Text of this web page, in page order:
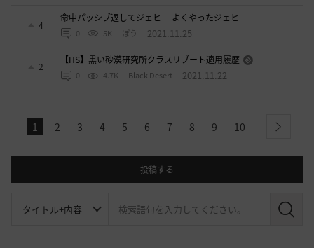
4
命中パッシブ返してジェヒ よくやったジェヒ
0 5K ぽう 2021.11.25
2
【HS】黒い砂漠研究所クラスリブート適用履歴
0 4.7K Black Desert 2021.11.22
1 2 3 4 5 6 7 8 9 10 next
投稿する
検